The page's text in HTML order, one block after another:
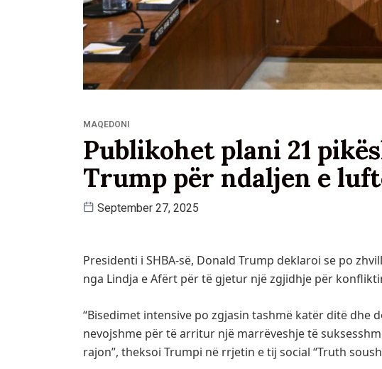
MAQEDONI
Publikohet plani 21
Trump për ndaljen e
September 27, 2025
Presidenti i SHBA-së, Donald Trump deklaroi se po
nga Lindja e Afërt për të gjetur një zgjidhje për
“Bisedimet intensive po zgjasin tashmë katër ditë dhe
nevojshme për të arritur një marrëveshje të
rajon”, theksoi Trumpi në rrjetin e tij social “Truth